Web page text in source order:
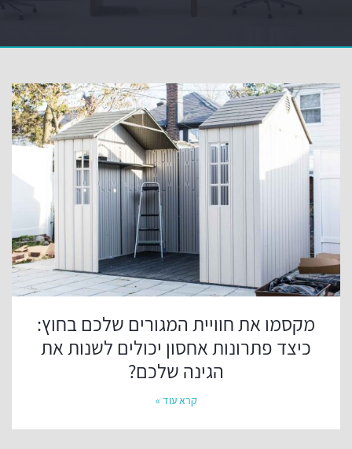
מקסמו את חוויית המגורים שלכם בחוץ:
כיצד פתרונות אחסון יכולים לשנות את
הגינה שלכם?
קרא עוד »